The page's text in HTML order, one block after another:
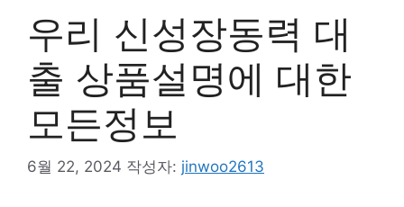
우리 신성장동력 대
출 상품설명에 대한
모든정보
6월 22, 2024 작성자: jinwoo2613